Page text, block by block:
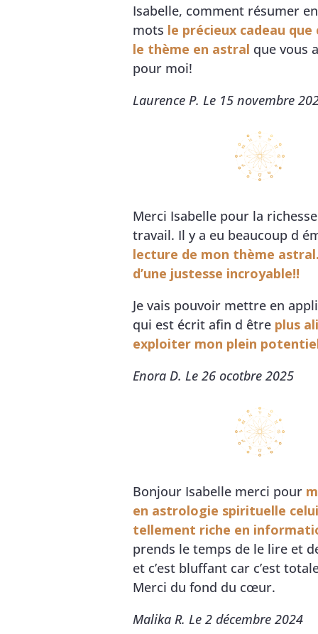
Isabelle, comment résumer
mots le précieux cadeau
le thème en astral que vous
pour moi!
Laurence P. Le 15 novembre
Merci Isabelle pour la
travail. Il y a eu beaucoup d
lecture de mon thème
d’une justesse incroyable!!
Je vais pouvoir mettre en
qui est écrit afin d être plus
exploiter mon plein
Enora D. Le 26 ocotbre 2025
Bonjour Isabelle merci pour
en astrologie spirituelle
tellement riche en
prends le temps de le lire et
et c’est bluffant car c’est
Merci du fond du cœur.
Malika R. Le 2 décembre 2024